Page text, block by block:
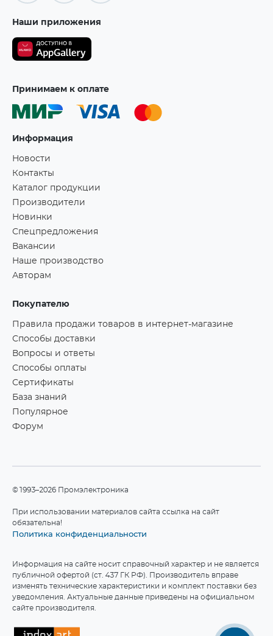
Наши приложения
Принимаем к оплате
Информация
Новости
Контакты
Каталог продукции
Производители
Новинки
Спецпредложения
Вакансии
Наше производство
Авторам
Покупателю
Правила продажи товаров в интернет-магазине
Способы доставки
Вопросы и ответы
Способы оплаты
Сертификаты
База знаний
Популярное
Форум
©1993–2026 Промэлектроника
При использовании материалов сайта ссылка на сайт
обязательна!
Политика конфиденциальности
Информация на сайте носит справочный характер и не является
публичной офертой (ст. 437 ГК РФ). Производитель вправе
изменять технические характеристики и комплект поставки без
уведомления. Актуальные данные приведены на официальном
сайте производителя.
Мы используем файлы cookie для работы сайта.